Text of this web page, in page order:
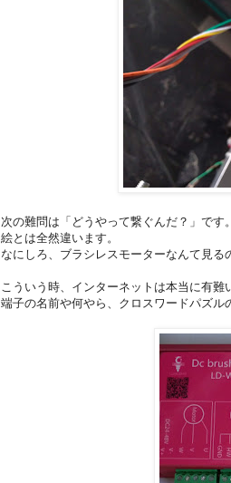
次の難問は「どうやって繋ぐんだ？」です。
絵とは全然違います。
なにしろ、ブラシレスモーターなんて見る
こういう時、インターネットは本当に有難
端子の名前や何やら、クロスワードパズル